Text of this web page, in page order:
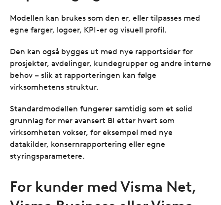
Modellen kan brukes som den er, eller tilpasses med
egne farger, logoer, KPI-er og visuell profil.
Den kan også bygges ut med nye rapportsider for
prosjekter, avdelinger, kundegrupper og andre interne
behov – slik at rapporteringen kan følge
virksomhetens struktur.
Standardmodellen fungerer samtidig som et solid
grunnlag for mer avansert BI etter hvert som
virksomheten vokser, for eksempel med nye
datakilder, konsernrapportering eller egne
styringsparametere.
For kunder med Visma Net,